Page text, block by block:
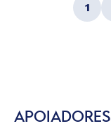
1
APOIADORES